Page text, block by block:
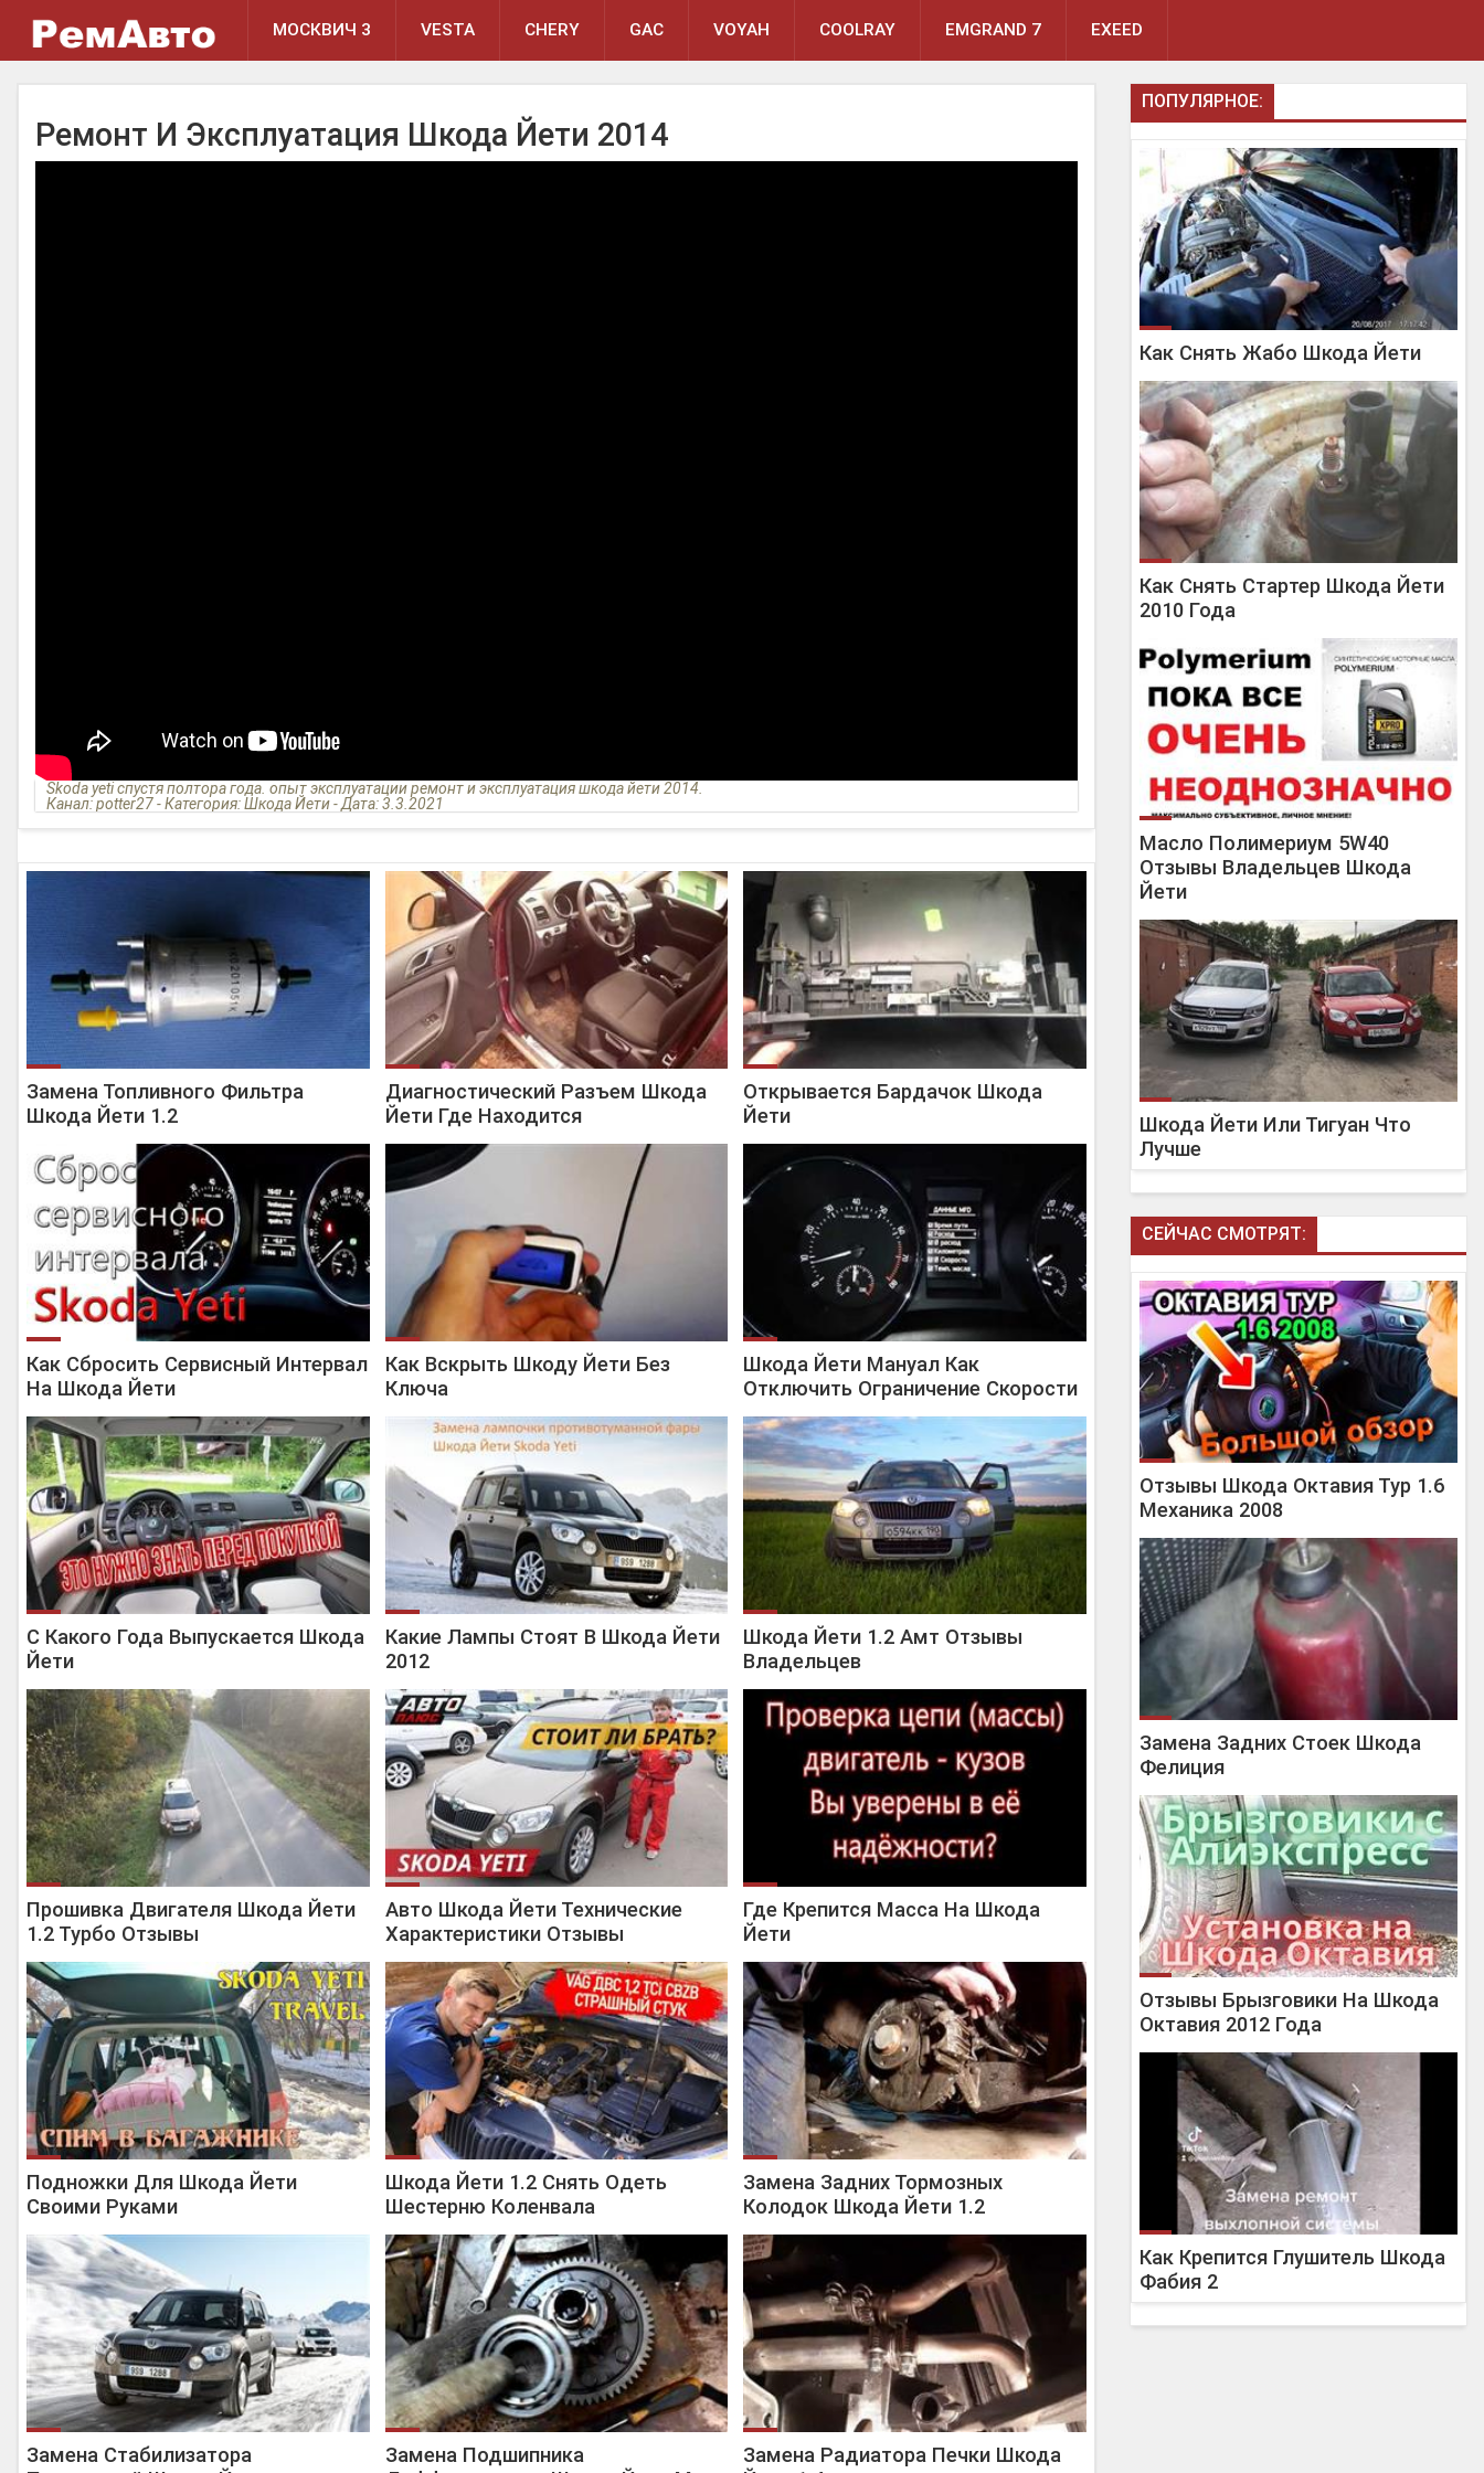
МОСКВИЧ 3 VESTA CHERY GAC VOYAH COOLRAY EMGRAND 7 EXEED
Ремонт И Эксплуатация Шкода Йети 2014
Skoda yeti спустя полтора года. опыт эксплуатации ремонт и эксплуатация шкода йети 2014.
Канал: potter27 - Категория: Шкода Йети - Дата: 3.3.2021
Замена Топливного Фильтра
Шкода Йети 1.2
Диагностический Разъем Шкода
Йети Где Находится
Открывается Бардачок Шкода
Йети
Как Сбросить Сервисный Интервал
На Шкода Йети
Как Вскрыть Шкоду Йети Без
Ключа
Шкода Йети Мануал Как
Отключить Ограничение Скорости
С Какого Года Выпускается Шкода
Йети
Какие Лампы Стоят В Шкода Йети
2012
Шкода Йети 1.2 Амт Отзывы
Владельцев
Прошивка Двигателя Шкода Йети
1.2 Турбо Отзывы
Авто Шкода Йети Технические
Характеристики Отзывы
Где Крепится Масса На Шкода
Йети
Подножки Для Шкода Йети
Своими Руками
Шкода Йети 1.2 Снять Одеть
Шестерню Коленвала
Замена Задних Тормозных
Колодок Шкода Йети 1.2
Замена Стабилизатора
Замена Подшипника
Замена Радиатора Печки Шкода
ПОПУЛЯРНОЕ:
Как Снять Жабо Шкода Йети
Как Снять Стартер Шкода Йети
2010 Года
Масло Полимериум 5W40
Отзывы Владельцев Шкода
Йети
Шкода Йети Или Тигуан Что
Лучше
СЕЙЧАС СМОТРЯТ:
Отзывы Шкода Октавия Тур 1.6
Механика 2008
Замена Задних Стоек Шкода
Фелиция
Отзывы Брызговики На Шкода
Октавия 2012 Года
Как Крепится Глушитель Шкода
Фабия 2